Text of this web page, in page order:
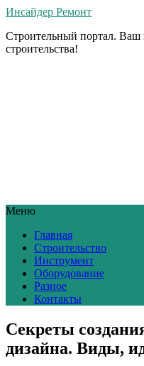
Инсайдер Ремонт
Строительный портал. Ваш
строительства!
Меню
Главная
Строительство
Инструмент
Оборудование
Разное
Контакты
Секреты
дизайна. Виды,